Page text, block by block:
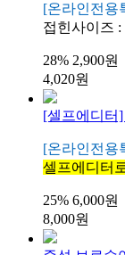
[온라인전용
접힌사이즈 :
28% 2,900원
4,020원
[셀프에디터
[온라인전용
셀프에디터
25% 6,000원
8,000원